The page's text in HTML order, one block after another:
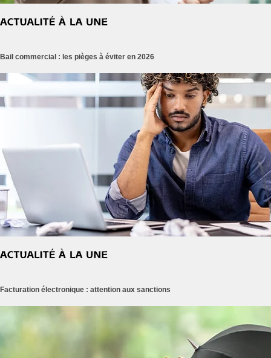
Bail commercial : les pièges à éviter en 2026
Facturation électronique : attention aux sanctions